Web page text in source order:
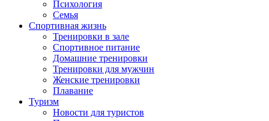
Психология
Семья
Спортивная жизнь
Тренировки в зале
Спортивное питание
Домашние тренировки
Тренировки для мужчин
Женские тренировки
Плавание
Туризм
Новости для туристов